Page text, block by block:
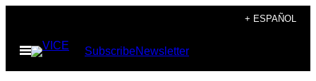
contenido
+ ESPAÑOL
Abrir
Menú
SubscribeNewsletter